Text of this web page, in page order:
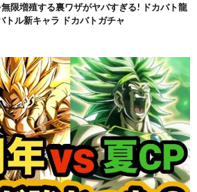
無限増殖する裏ワザがヤバすぎる! ドカバト龍
トル新キャラ ドカバトガチャ